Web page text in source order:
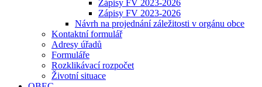
Zápisy FV 2023-2026
Zápisy FV 2023-2026
Návrh na projednání záležitosti v orgánu obce
Kontaktní formulář
Adresy úřadů
Formuláře
Rozklikávací rozpočet
Životní situace